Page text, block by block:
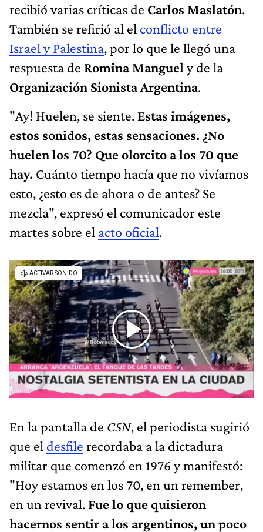
recibió varias críticas de Carlos Maslatón.
También se refirió al el conflicto entre
Israel y Palestina, por lo que le llegó una
respuesta de Romina Manguel y de la
Organización Sionista Argentina.
"Ay! Huelen, se siente. Estas imágenes,
estos sonidos, estas sensaciones. ¿No
huelen los 70? Que olorcito a los 70 que
hay. Cuánto tiempo hacía que no vivíamos
esto, ¿esto es de ahora o de antes? Se
mezcla", expresó el comunicador este
martes sobre el acto oficial.
En la pantalla de C5N, el periodista sugirió
que el desfile recordaba a la dictadura
militar que comenzó en 1976 y manifestó:
"Hoy estamos en los 70, en un remember,
en un revival. Fue lo que quisieron
hacernos sentir a los argentinos, un poco